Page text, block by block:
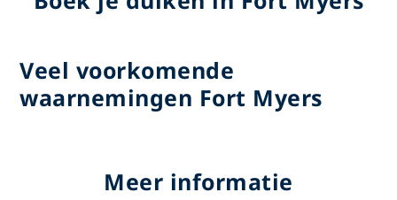
Veel voorkomende
waarnemingen Fort Myers
Meer informatie